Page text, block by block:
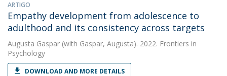
ARTIGO
Empathy development from adolescence to
adulthood and its consistency across targets
Augusta Gaspar (with Gaspar, Augusta). 2022. Frontiers in
Psychology
DOWNLOAD AND MORE DETAILS